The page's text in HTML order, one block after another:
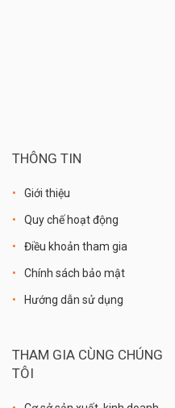
THÔNG TIN
Giới thiệu
Quy chế hoạt động
Điều khoản tham gia
Chính sách bảo mật
Hướng dẫn sử dụng
THAM GIA CÙNG CHÚNG
TÔI